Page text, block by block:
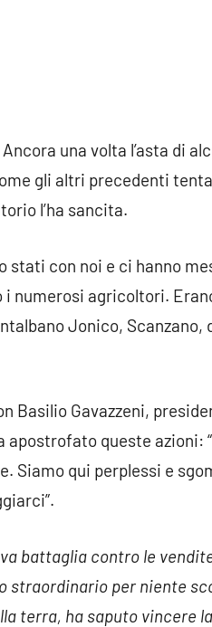
Ancora una volta l’asta di
gli altri precedenti
l’ha sancita.
stati con noi e ci hanno
numerosi agricoltori.
Jonico, Scanzano,
Basilio Gavazzeni,
apostrofato queste
Siamo qui perplessi e
battaglia contro le
straordinario per niente
terra, ha saputo vincere